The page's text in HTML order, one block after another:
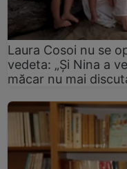
Laura Cosoi nu se
vedeta: „Și Nina a
măcar nu mai